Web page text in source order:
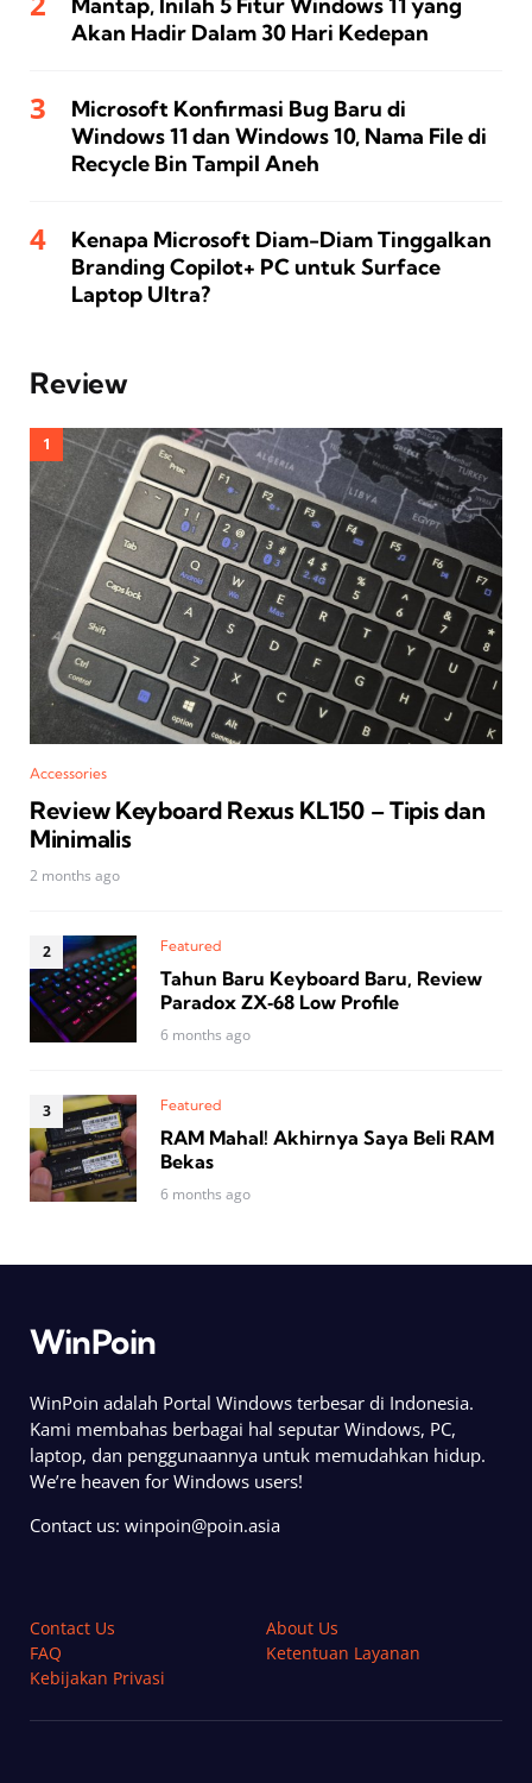
Mantap, Inilah 5 Fitur Windows 11 yang
Akan Hadir Dalam 30 Hari Kedepan
Microsoft Konfirmasi Bug Baru di
Windows 11 dan Windows 10, Nama File di
Recycle Bin Tampil Aneh
Kenapa Microsoft Diam-Diam Tinggalkan
Branding Copilot+ PC untuk Surface
Laptop Ultra?
Review
Accessories
Review Keyboard Rexus KL150 – Tipis dan
Minimalis
2 months ago
Featured
Tahun Baru Keyboard Baru, Review
Paradox ZX‑68 Low Profile
6 months ago
Featured
RAM Mahal! Akhirnya Saya Beli RAM
Bekas
6 months ago
WinPoin
WinPoin adalah Portal Windows terbesar di Indonesia.
Kami membahas berbagai hal seputar Windows, PC,
laptop, dan penggunaannya untuk memudahkan hidup.
We’re heaven for Windows users!
Contact us: winpoin@poin.asia
Contact Us
About Us
FAQ
Ketentuan Layanan
Kebijakan Privasi